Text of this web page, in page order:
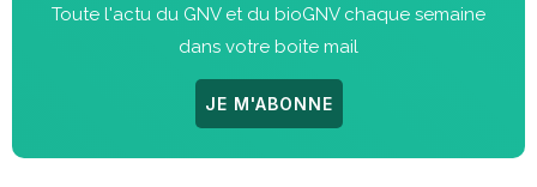
Toute l'actu du GNV et du bioGNV chaque semaine
dans votre boite mail
JE M'ABONNE